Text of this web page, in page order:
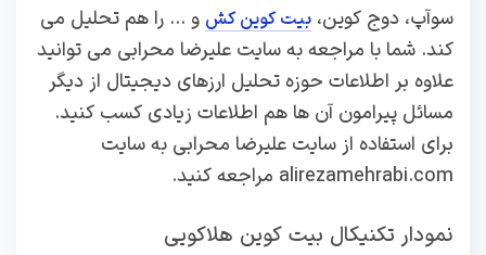
سوآپ، دوج کوین، بیت کوین کش و … را هم تحلیل می
کند. شما با مراجعه به سایت علیرضا محرابی می توانید
علاوه بر اطلاعات حوزه تحلیل ارزهای دیجیتال از دیگر
مسائل پیرامون آن ها هم اطلاعات زیادی کسب کنید.
برای استفاده از سایت علیرضا محرابی به سایت
alirezamehrabi.com مراجعه کنید.
نمودار تکنیکال بیت کوین هلاکویی